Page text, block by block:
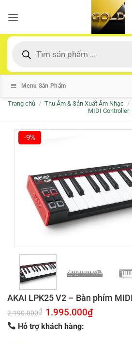
qua
dung
kiếm
Menu Sản Phẩm
Trang chủ / Thu Âm & Sản Xuất Âm Nhạc /
MIDI Controller
-9%
AKAI LPK25 V2 – Bàn phím
2.190.000₫ Giá
gốc
là:
2.190.000₫.
1.995.000₫Giá
Hỗ trợ khách hàng: